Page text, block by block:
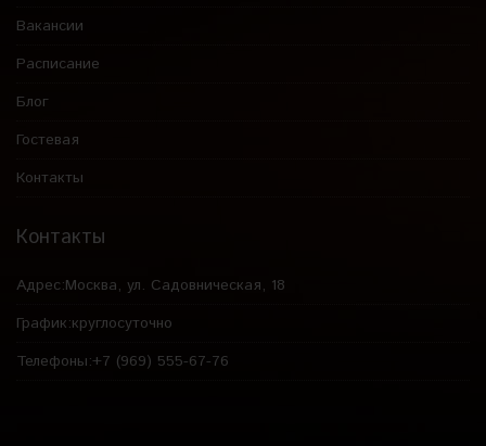
Вакансии
Расписание
Блог
Гостевая
Контакты
Контакты
Адрес:Москва, ул. Садовническая, 18
График:круглосуточно
Телефоны:+7 (969) 555-67-76